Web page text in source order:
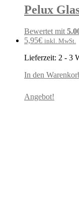
Pelux
Bewertet mit
5,95€ inkl. MwSt.
Lieferzeit: 2 - 3
In den
Angebot!